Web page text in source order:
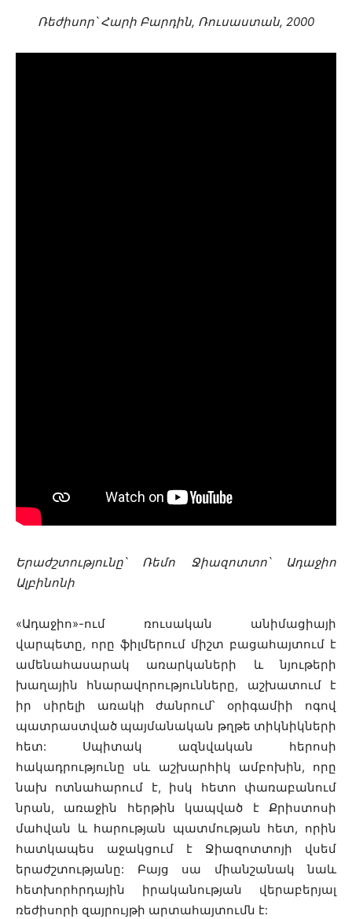
Ռեժիսոր՝ Հարի Բարդին, Ռուսաստան, 2000
Երաժշտությունը՝ Ռեմո Ջիազոտտո՝ Ադաջիո
Ալբինոնի
«Ադաջիո»-ում ռուսական անիմացիայի
վարպետը, որը ֆիլմերում միշտ բացահայտում է
ամենահասարակ առարկաների և նյութերի
խաղային հնարավորությունները, աշխատում է
իր սիրելի առակի ժանրում՝ օրիգամիի ոգով
պատրաստված պայմանական թղթե տիկնիկների
հետ: Սպիտակ ազնվական հերոսի
հակադրությունը սև աշխարհիկ ամբոխին, որը
նախ ոտնահարում է, իսկ հետո փառաբանում
նրան, առաջին հերթին կապված է Քրիստոսի
մահվան և հարության պատմության հետ, որին
հատկապես աջակցում է Ջիազոտտոյի վսեմ
երաժշտությանը: Բայց սա միանշանակ նաև
հետխորհրդային իրականության վերաբերյալ
ռեժիսորի զայրույթի արտահայտումն է: